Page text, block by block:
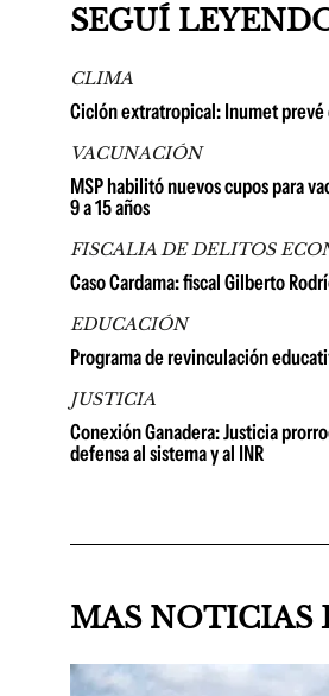
SEGUÍ
CLIMA
Ciclón extratropical: Inumet prevé
VACUNACIÓN
MSP habilitó nuevos cupos para
9 a 15 años
FISCALIA DE DELITOS
Caso Cardama: fiscal Gilberto
EDUCACIÓN
Programa de revinculación
JUSTICIA
Conexión Ganadera: Justicia
defensa al sistema y al INR
MAS NOTICIAS